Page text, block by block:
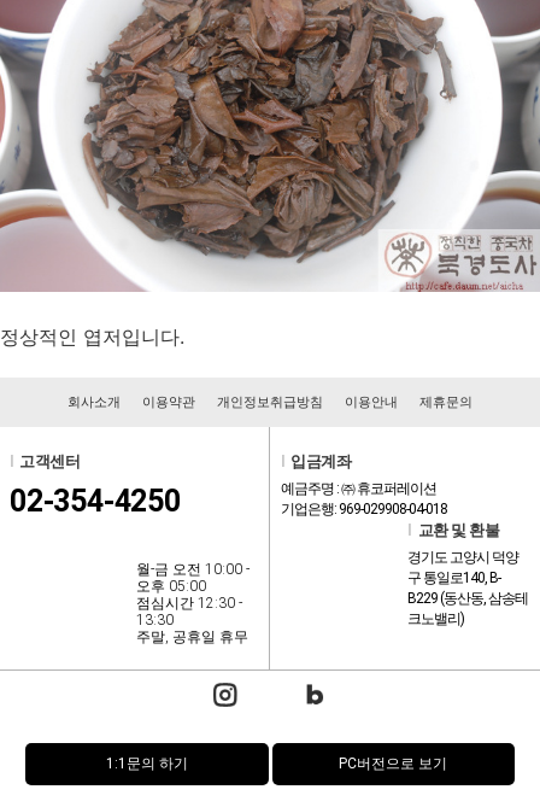
정상적인 엽저입니다.
회사소개 이용약관 개인정보취급방침 이용안내 제휴문의
고객센터
02-354-4250
월-금 오전 10:00 -
오후 05:00
점심시간 12:30 -
13:30
주말, 공휴일 휴무
입금계좌
예금주명 : ㈜ 휴코퍼레이션
기업은행: 969-029908-04-018
교환 및 환불
경기도 고양시 덕양
구 통일로140, B-
B229 (동산동, 삼송테
크노밸리)
1:1문의 하기 PC버전으로 보기